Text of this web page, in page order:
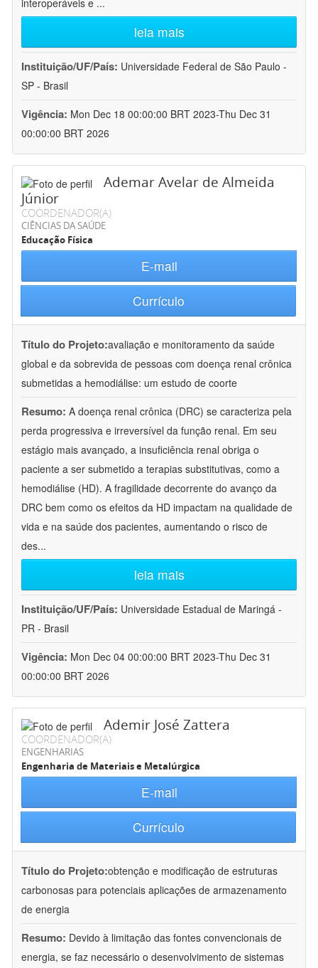
interoperáveis e ...
leia mais
Instituição/UF/País: Universidade Federal de São Paulo -
SP - Brasil
Vigência: Mon Dec 18 00:00:00 BRT 2023-Thu Dec 31
00:00:00 BRT 2026
Ademar Avelar de Almeida
Júnior
COORDENADOR(A)
CIÊNCIAS DA SAÚDE
Educação Física
E-mail
Currículo
Título do Projeto:avaliação e monitoramento da saúde
global e da sobrevida de pessoas com doença renal crônica
submetidas a hemodiálise: um estudo de coorte
Resumo: A doença renal crônica (DRC) se caracteriza pela
perda progressiva e irreversível da função renal. Em seu
estágio mais avançado, a insuficiência renal obriga o
paciente a ser submetido a terapias substitutivas, como a
hemodiálise (HD). A fragilidade decorrente do avanço da
DRC bem como os efeitos da HD impactam na qualidade de
vida e na saúde dos pacientes, aumentando o risco de
des...
leia mais
Instituição/UF/País: Universidade Estadual de Maringá -
PR - Brasil
Vigência: Mon Dec 04 00:00:00 BRT 2023-Thu Dec 31
00:00:00 BRT 2026
Ademir José Zattera
COORDENADOR(A)
ENGENHARIAS
Engenharia de Materiais e Metalúrgica
E-mail
Currículo
Título do Projeto:obtenção e modificação de estruturas
carbonosas para potenciais aplicações de armazenamento
de energia
Resumo: Devido à limitação das fontes convencionais de
energia, se faz necessário o desenvolvimento de sistemas